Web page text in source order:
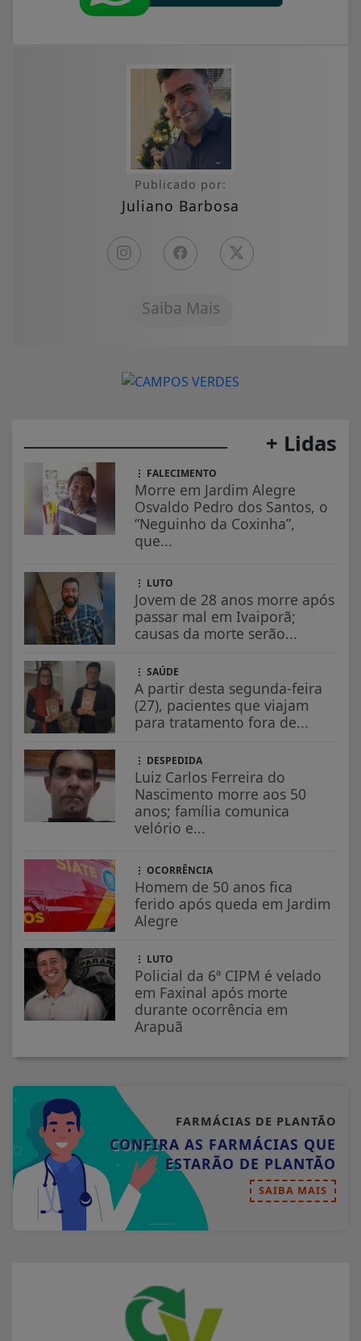
Publicado por:
Juliano Barbosa
Saiba Mais
+ Lidas
FALECIMENTO
Morre em Jardim Alegre
Osvaldo Pedro dos Santos, o
“Neguinho da Coxinha”,
que...
LUTO
Jovem de 28 anos morre após
passar mal em Ivaiporã;
causas da morte serão...
SAÚDE
A partir desta segunda-feira
(27), pacientes que viajam
para tratamento fora de...
DESPEDIDA
Luiz Carlos Ferreira do
Nascimento morre aos 50
anos; família comunica
velório e...
OCORRÊNCIA
Homem de 50 anos fica
ferido após queda em Jardim
Alegre
LUTO
Policial da 6ª CIPM é velado
em Faxinal após morte
durante ocorrência em
Arapuã
FARMÁCIAS DE PLANTÃO
CONFIRA AS FARMÁCIAS QUE
ESTARÃO DE PLANTÃO
SAIBA MAIS